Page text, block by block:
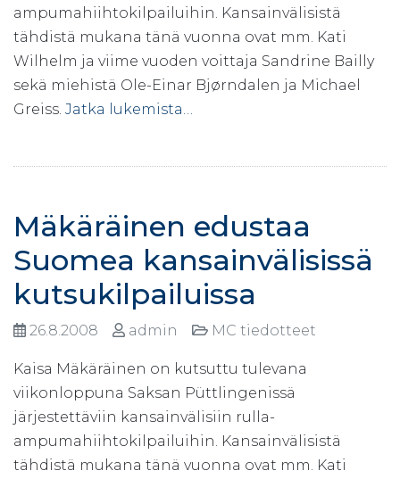
ampumahiihtokilpailuihin. Kansainvälisistä
tähdistä mukana tänä vuonna ovat mm. Kati
Wilhelm ja viime vuoden voittaja Sandrine Bailly
sekä miehistä Ole-Einar Bjørndalen ja Michael
Greiss. Jatka lukemista…
Mäkäräinen edustaa
Suomea kansainvälisissä
kutsukilpailuissa
26.8.2008 admin MC tiedotteet
Kaisa Mäkäräinen on kutsuttu tulevana
viikonloppuna Saksan Püttlingenissä
järjestettäviin kansainvälisiin rulla-
ampumahiihtokilpailuihin. Kansainvälisistä
tähdistä mukana tänä vuonna ovat mm. Kati